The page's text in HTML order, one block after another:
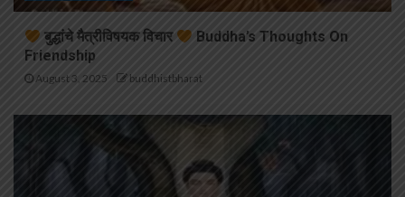
बुद्धांचे मैत्रीविषयक विचार
Buddha’s Thoughts On
Friendship
August 3, 2025 buddhistbharat